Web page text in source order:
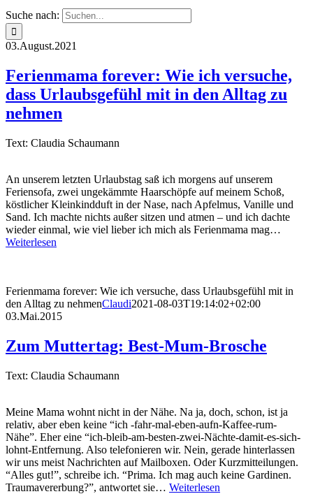
Suche nach:
03.August.2021
Ferienmama forever: Wie ich versuche,
dass Urlaubsgefühl mit in den Alltag zu
nehmen
Text: Claudia Schaumann
An unserem letzten Urlaubstag saß ich morgens auf unserem
Feriensofa, zwei ungekämmte Haarschöpfe auf meinem Schoß,
köstlicher Kleinkindduft in der Nase, nach Apfelmus, Vanille und
Sand. Ich machte nichts außer sitzen und atmen – und ich dachte
wieder einmal, wie viel lieber ich mich als Ferienmama mag…
Weiterlesen
Ferienmama forever: Wie ich versuche, dass Urlaubsgefühl mit in
den Alltag zu nehmenClaudi2021-08-03T19:14:02+02:00
03.Mai.2015
Zum Muttertag: Best-Mum-Brosche
Text: Claudia Schaumann
Meine Mama wohnt nicht in der Nähe. Na ja, doch, schon, ist ja
relativ, aber eben keine “ich -fahr-mal-eben-aufn-Kaffee-rum-
Nähe”. Eher eine “ich-bleib-am-besten-zwei-Nächte-damit-es-sich-
lohnt-Entfernung. Also telefonieren wir. Nein, gerade hinterlassen
wir uns meist Nachrichten auf Mailboxen. Oder Kurzmitteilungen.
“Alles gut!”, schreibe ich. “Prima. Ich mag auch keine Gardinen.
Traumavererbung?”, antwortet sie… Weiterlesen